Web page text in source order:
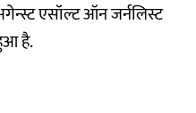
एसॉल्ट ऑन जर्नलिस्ट
है.